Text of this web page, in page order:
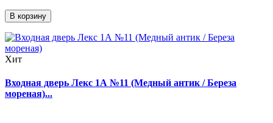
В корзину
Хит
Входная дверь Лекс 1А №11 (Медный антик / Береза
мореная)...